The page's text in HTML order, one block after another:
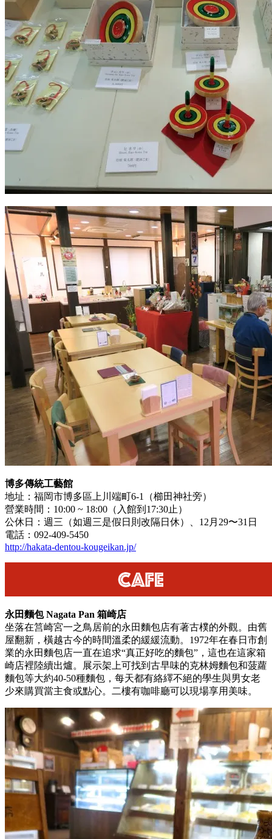
博多傳統工藝館
地址：福岡市博多區上川端町6-1（櫛田神社旁）
營業時間：10:00 ~ 18:00（入館到17:30止）
公休日：週三（如週三是假日則改隔日休）、12月29〜31日
電話：092-409-5450
http://hakata-dentou-kougeikan.jp/
永田麵包 Nagata Pan 箱崎店
坐落在筥崎宮一之鳥居前的永田麵包店有著古樸的外觀。由舊
屋翻新，橫越古今的時間溫柔的緩緩流動。1972年在春日市創
業的永田麵包店一直在追求“真正好吃的麵包”，這也在這家箱
崎店裡陸續出爐。展示架上可找到古早味的克林姆麵包和菠蘿
麵包等大約40-50種麵包，每天都有絡繹不絕的學生與男女老
少來購買當主食或點心。二樓有咖啡廳可以現場享用美味。